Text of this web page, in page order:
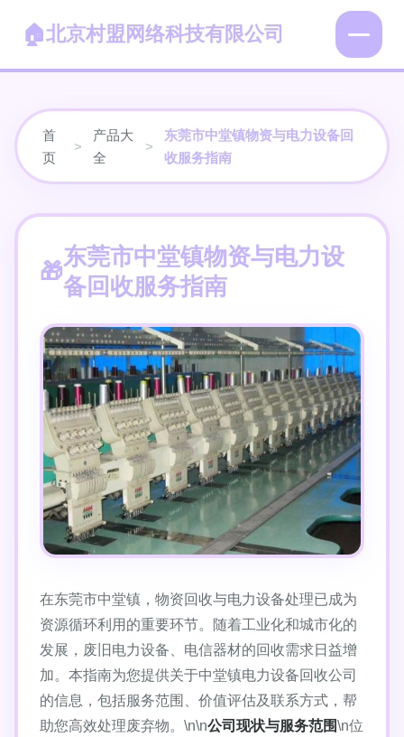
北京村盟网络科技有限公司
首
页
>
产品大
全
>
东莞市中堂镇物资与电力设备回
收服务指南
东莞市中堂镇物资与电力设
备回收服务指南
在东莞市中堂镇，物资回收与电力设备处理已成为
资源循环利用的重要环节。随着工业化和城市化的
发展，废旧电力设备、电信器材的回收需求日益增
加。本指南为您提供关于中堂镇电力设备回收公司
的信息，包括服务范围、价值评估及联系方式，帮
助您高效处理废弃物。\n\n公司现状与服务范围\n位